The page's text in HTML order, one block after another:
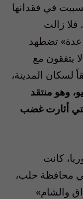
في فقدانها
زالت
تضطهد
يتفقون مع
لسكان المدينة،
وهو منتقد
أثارت غضب
كانت
محافظة حلب،
والشام»